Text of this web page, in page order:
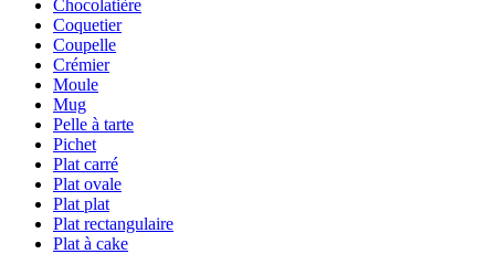
Chocolatière
Coquetier
Coupelle
Crémier
Moule
Mug
Pelle à tarte
Pichet
Plat carré
Plat ovale
Plat plat
Plat rectangulaire
Plat à cake